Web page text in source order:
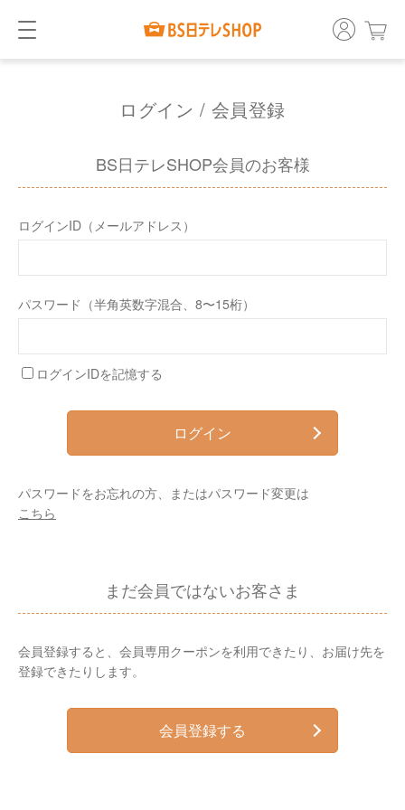
ログイン / 会員登録
BS日テレSHOP会員のお客様
ログインID（メールアドレス）
パスワード（半角英数字混合、8〜15桁）
ログインIDを記憶する
ログイン
パスワードをお忘れの方、またはパスワード変更は
こちら
まだ会員ではないお客さま
会員登録すると、会員専用クーポンを利用できたり、お届け先を
登録できたりします。
会員登録する